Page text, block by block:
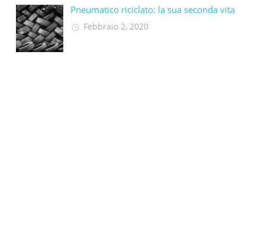
Pneumatico riciclato: la sua seconda vita​
Febbraio 2, 2020